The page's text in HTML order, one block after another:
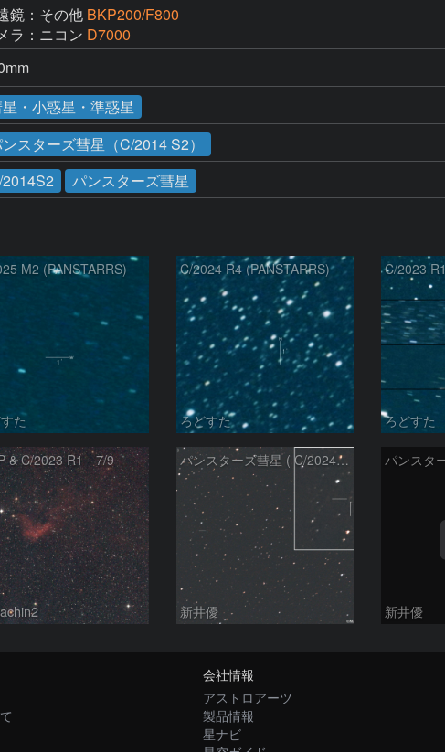
鏡：その他 BKP200/F800
ラ：ニコン D7000
・小惑星・準惑星
スターズ彗星（C/2014 S2）
パンスターズ彗星
M2 (PANSTARRS)
た
C/2024 R4 (PANSTARRS)
ろどすた ろどすた
& C/2023 R1 7/9 パンスターズ彗星 ( C/2024R4 )：2026/06/28
新井優 新井優
会社情報
アストロアーツ
製品情報
星ナビ